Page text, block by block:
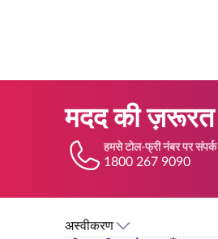
मदद की ज़रूरत
हमसे टोल-फ्री नंबर पर
1800 267 9090
अस्वीकरण